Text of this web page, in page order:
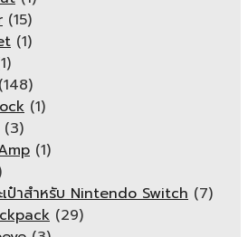
(15)
(1)
(148)
(1)
(3)
(1)
เป๋าสำหรับ Nintendo Switch (7)
(29)